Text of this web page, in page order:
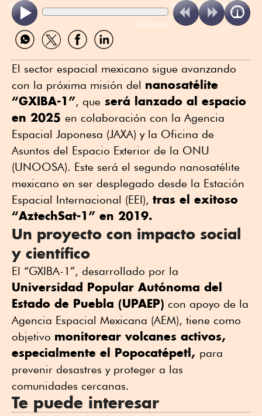
ReadSpeaker
Compartir
por
Compartir
por
Compartir
por
Compartir
por
El sector espacial mexicano sigue avanzando
con la próxima misión del nanosatélite
“GXIBA-1”, que será lanzado al espacio
en 2025 en colaboración con la Agencia
Espacial Japonesa (JAXA) y la Oficina de
Asuntos del Espacio Exterior de la ONU
(UNOOSA). Este será el segundo nanosatélite
mexicano en ser desplegado desde la Estación
Espacial Internacional (EEI), tras el exitoso
“AztechSat-1” en 2019.
Un proyecto con impacto social
y científico
El “GXIBA-1”, desarrollado por la
Universidad Popular Autónoma del
Estado de Puebla (UPAEP) con apoyo de la
Agencia Espacial Mexicana (AEM), tiene como
objetivo monitorear volcanes activos,
especialmente el Popocatépetl, para
prevenir desastres y proteger a las
comunidades cercanas.
Te puede interesar